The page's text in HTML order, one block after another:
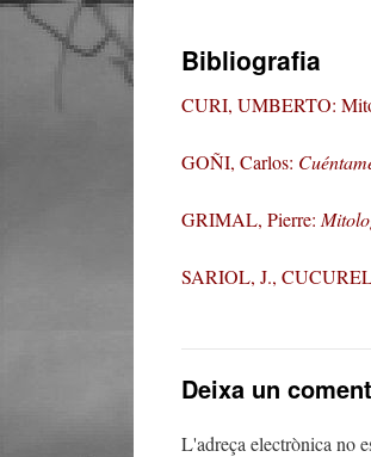
Bibliografia
CURI, UMBERTO:
GOÑI, Carlos:
GRIMAL, Pierre:
SARIOL, J.,
Deixa un
L'adreça electrònica no